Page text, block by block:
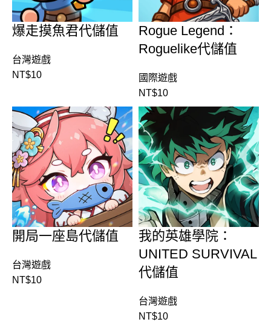
爆走摸魚君代儲值
台灣遊戲
NT$10
Rogue Legend：
Roguelike代儲值
國際遊戲
NT$10
開局一座島代儲值
台灣遊戲
NT$10
我的英雄學院：
UNITED SURVIVAL
代儲值
台灣遊戲
NT$10